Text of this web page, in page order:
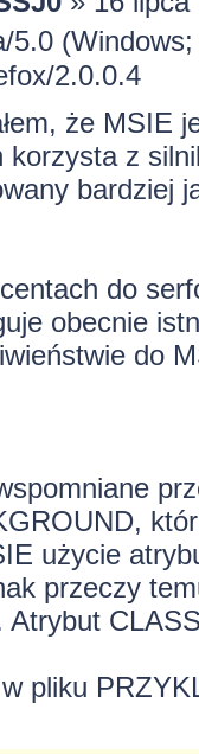
5.0
2.0.0.4
że MSIE
korzysta z
do
obecnie
do
użycie
przeczy
Atrybut
pliku